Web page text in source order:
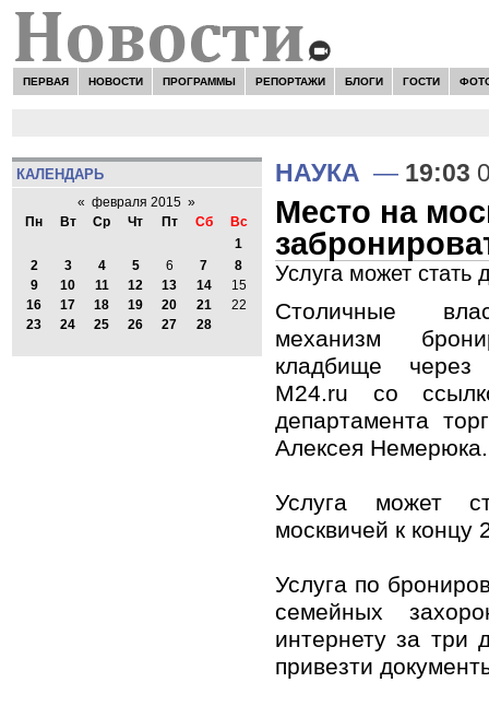
ПЕРВАЯ НОВОСТИ ПРОГРАММЫ РЕПОРТАЖИ БЛОГИ ГОСТИ
КАЛЕНДАРЬ
« февраля 2015 »
Пн
Вт Ср Чт Пт Сб
Вс
1
2
3 4 5 6 7
8
9
10 11 12 13 14
15
16
17 18 19 20 21
22
23
24 25 26 27 28
НАУКА — 19:03
Место на
Услуга может стать
Столичные
механизм
кладбище через
M24.ru со
департамента
Алексея Немерюка.
Услуга может
москвичей к концу
Услуга по
семейных
интернету за три
привезти